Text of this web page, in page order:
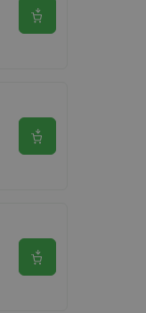
Se produkt
Se produkt
Se produkt